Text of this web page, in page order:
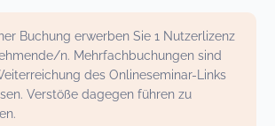
Buchung erwerben Sie 1 Nutzerlizenz
n. Mehrfachbuchungen sind
des Onlineseminar-Links
Verstöße dagegen führen zu